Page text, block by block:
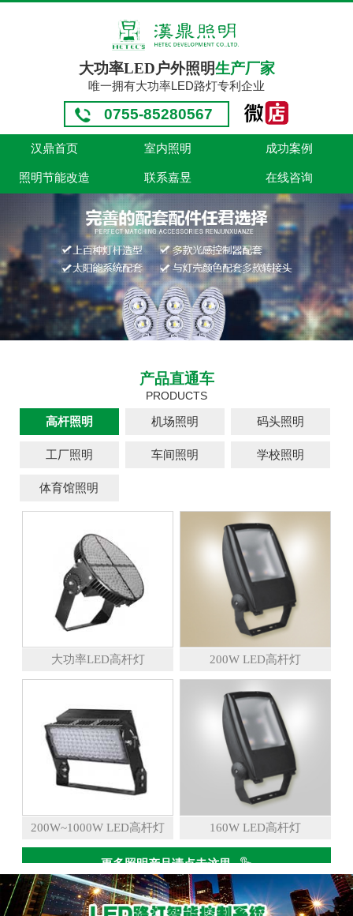
大功率LED户外照明生产厂家
唯一拥有大功率LED路灯专利企业
0755-85280567
汉鼎首页 室内照明 成功案例
照明节能改造 联系嘉昱 在线咨询
产品直通车
PRODUCTS
高杆照明 机场照明 码头照明
工厂照明 车间照明 学校照明
体育馆照明
大功率LED高杆灯 200W LED高杆灯
200W~1000W LED高杆灯 160W LED高杆灯
更多照明产品请点击这里